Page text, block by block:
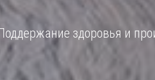
здоровья и